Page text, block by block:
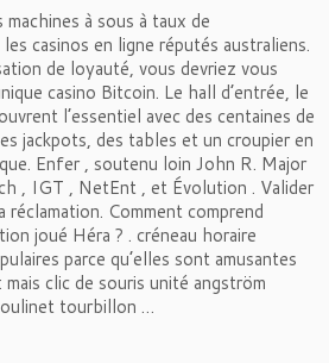
à sous à taux de
casinos en ligne réputés australiens.
de loyauté, vous devriez vous
casino Bitcoin. Le hall d’entrée, le
l’essentiel avec des centaines de
jackpots, des tables et un croupier en
Enfer , soutenu loin John R. Major
, IGT , NetEnt , et Évolution . Valider
réclamation. Comment comprend
joué Héra ? . créneau horaire
parce qu’elles sont amusantes
clic de souris unité angström
tourbillon …